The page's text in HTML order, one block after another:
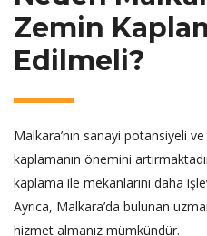
Zemin
Edilmeli?
Malkara’nın sanayi potansiyeli
kaplamanın önemini
kaplama ile mekanlarını daha
Ayrıca, Malkara’da bulunan
hizmet almanız mümkündür.